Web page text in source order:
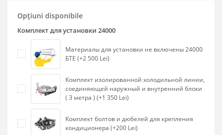
Opțiuni disponibile
Комплект для установки 24000
Материалы для установки не включены 24000
БТЕ (+2 500 Lei)
Комплект изолированной холодильной линии,
соединяющей наружный и внутренний блоки
( 3 метра ) (+1 350 Lei)
Комплект болтов и дюбелей для крепления
кондиционера (+200 Lei)